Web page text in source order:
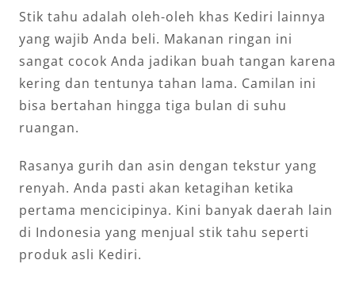
Stik tahu adalah oleh-oleh khas Kediri lainnya
yang wajib Anda beli. Makanan ringan ini
sangat cocok Anda jadikan buah tangan karena
kering dan tentunya tahan lama. Camilan ini
bisa bertahan hingga tiga bulan di suhu
ruangan.
Rasanya gurih dan asin dengan tekstur yang
renyah. Anda pasti akan ketagihan ketika
pertama mencicipinya. Kini banyak daerah lain
di Indonesia yang menjual stik tahu seperti
produk asli Kediri.